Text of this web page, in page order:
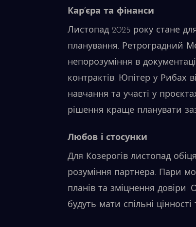
Кар’єра та фінанси
Листопад 2025 року стане
планування. Ретроградний
непорозуміння в
контрактів. Юпітер у Рибах
навчання та участі у
рішення краще планувати
Любов і стосунки
Для Козерогів листопад
розуміння партнера. Пари
планів та зміцнення
будуть мати спільні